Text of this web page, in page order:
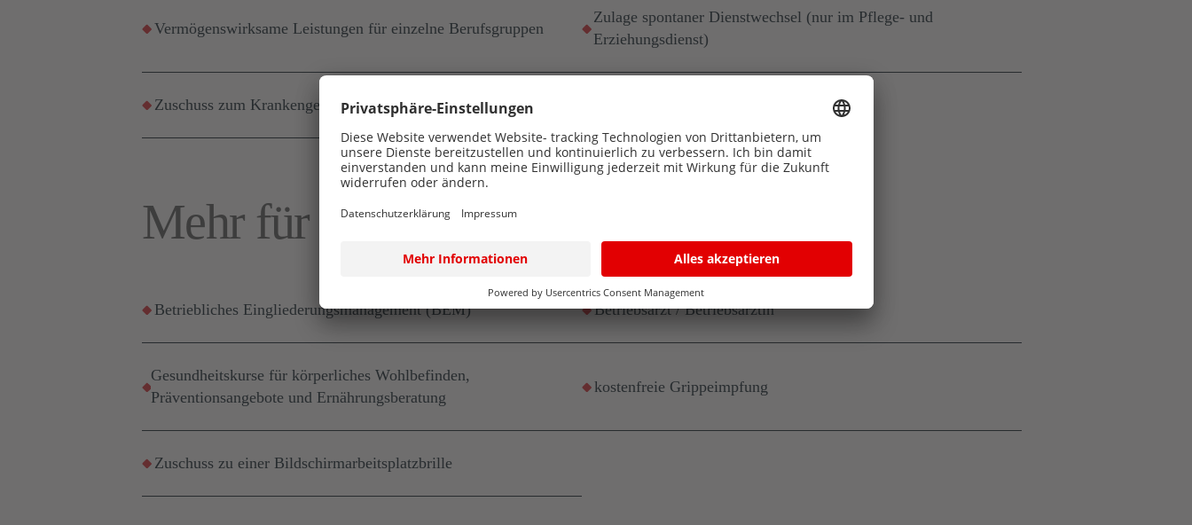
Vermögenswirksame Leistungen für einzelne Berufsgruppen
Zulage spontaner Dienstwechsel (nur im Pflege- und
Erziehungsdienst)
Zuschuss zum Krankengeld für einzelne Berufsgruppen
Mehr für Ihre Gesundheit
Betriebliches Eingliederungsmanagement (BEM) Betriebsarzt / Betriebsärztin
Gesundheitskurse für körperliches Wohlbefinden,
Präventionsangebote und Ernährungsberatung
kostenfreie Grippeimpfung
Zuschuss zu einer Bildschirmarbeitsplatzbrille